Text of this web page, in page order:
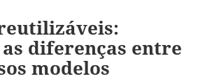
diferenças entre
modelos